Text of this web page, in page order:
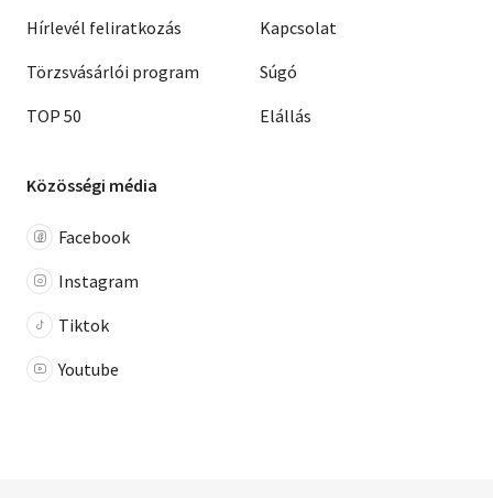
Hírlevél feliratkozás
Törzsvásárlói program
TOP 50
Kapcsolat
Súgó
Elállás
Közösségi média
Facebook
Instagram
Tiktok
Youtube